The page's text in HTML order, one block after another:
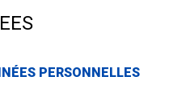
PERSONNELLES